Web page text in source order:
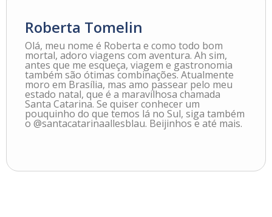
Roberta Tomelin
Olá, meu nome é Roberta e como todo bom
mortal, adoro viagens com aventura. Ah sim,
antes que me esqueça, viagem e gastronomia
também são ótimas combinações. Atualmente
moro em Brasília, mas amo passear pelo meu
estado natal, que é a maravilhosa chamada
Santa Catarina. Se quiser conhecer um
pouquinho do que temos lá no Sul, siga também
o @santacatarinaallesblau. Beijinhos e até mais.